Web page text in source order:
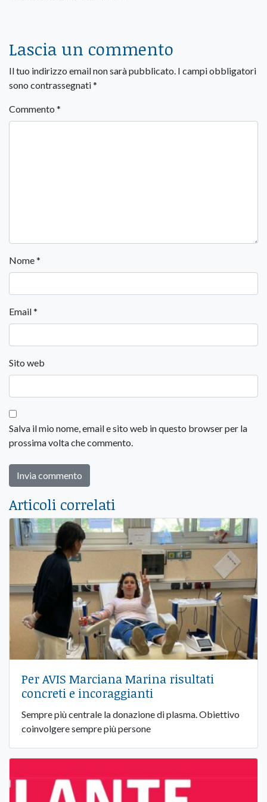
Lascia un commento
Il tuo indirizzo email non sarà pubblicato. I campi obbligatori
sono contrassegnati*
Commento *
Nome*
Email*
Sito web
Salva il mio nome, email e sito web in questo browser per la
prossima volta che commento.
Articoli correlati
Per AVIS Marciana Marina risultati
concreti e incoraggianti
Sempre più centrale la donazione di plasma. Obiettivo
coinvolgere sempre più persone